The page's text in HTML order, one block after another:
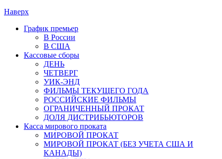
Наверх
График премьер
В России
В США
Кассовые сборы
ДЕНЬ
ЧЕТВЕРГ
УИК-ЭНД
ФИЛЬМЫ ТЕКУЩЕГО ГОДА
РОССИЙСКИЕ ФИЛЬМЫ
ОГРАНИЧЕННЫЙ ПРОКАТ
ДОЛЯ ДИСТРИБЬЮТОРОВ
Касса мирового проката
МИРОВОЙ ПРОКАТ
МИРОВОЙ ПРОКАТ (БЕЗ УЧЕТА США И
КАНАДЫ)